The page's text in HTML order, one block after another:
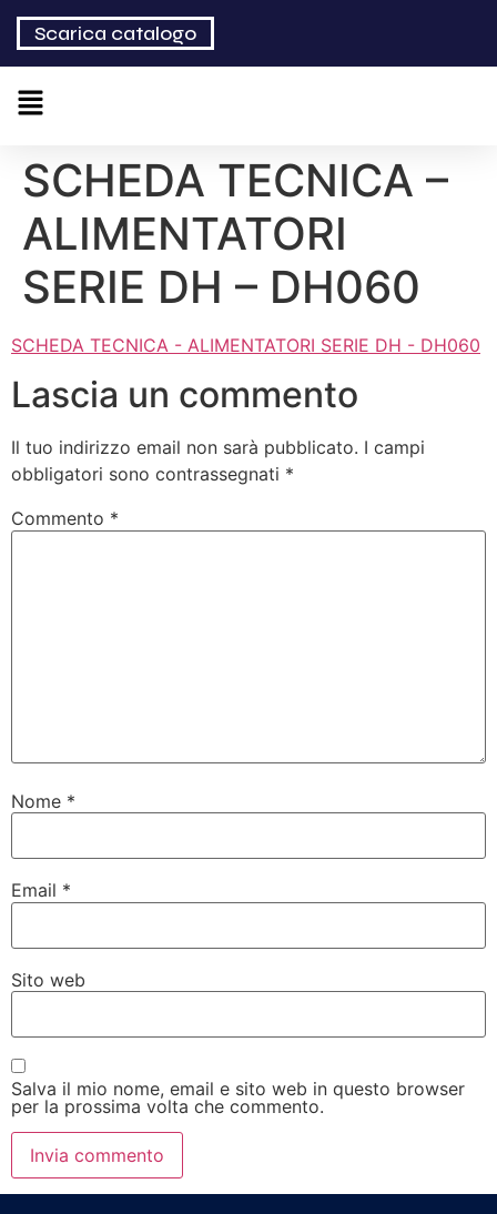
Scarica catalogo
SCHEDA TECNICA –
ALIMENTATORI
SERIE DH – DH060
SCHEDA TECNICA - ALIMENTATORI SERIE DH - DH060
Lascia un commento
Il tuo indirizzo email non sarà pubblicato. I campi
obbligatori sono contrassegnati *
Commento *
Nome *
Email *
Sito web
Salva il mio nome, email e sito web in questo browser
per la prossima volta che commento.